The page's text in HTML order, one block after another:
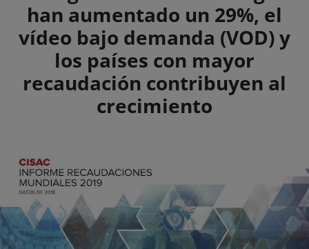
han aumentado un 29%, el
vídeo bajo demanda (VOD) y
los países con mayor
recaudación contribuyen al
crecimiento